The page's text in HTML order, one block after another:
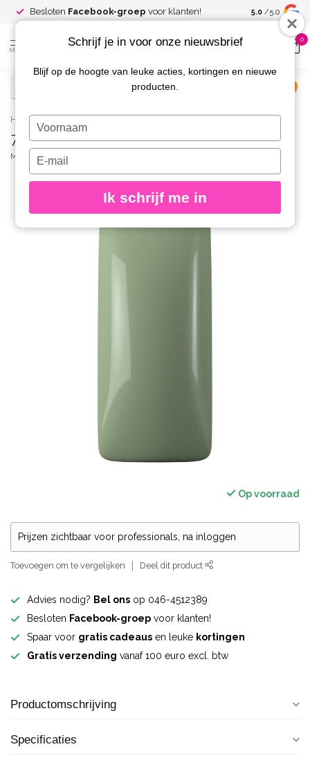
Besloten Facebook-groep voor klanten! Spaar voor
kortingen
5.0 /5.0
MENU
0
Home / 746 Nagellak Gracious Green
746 Nagellak Gracious Green
MAGNETIC
Op voorraad
Prijzen zichtbaar voor professionals, na inloggen
Toevoegen om te vergelijken Deel dit product
Advies nodig? Bel ons op 046-4512389
Besloten Facebook-groep voor klanten!
Spaar voor gratis cadeaus en leuke kortingen
Gratis verzending vanaf 100 euro excl. btw
Productomschrijving
Specificaties
Schrijf je in voor onze nieuwsbrief
Blijf op de hoogte van leuke acties, kortingen en nieuwe
producten.
Typ
je
naam
Typ
je
e-
in
Ik schrijf me in